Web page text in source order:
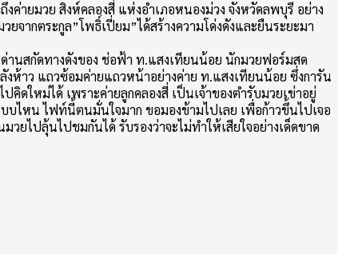
ายมวย สิงห์คลองสี่ แห่งอำเภอหนองม่วง จังหวัดลพบุรี อย่าง
ากตระกูล”โพธิ์เปี่ยม”ได้สร้างความโด่งดังและยืนระยะมา
านสกัดทางดังของ ช่อฟ้า ท.แสงเทียนน้อย นักมวยฟอร์มสด
ห้าว แถวซ้อมค่ายแถวหน้าอย่างค่าย ท.แสงเทียนน้อย ซึ่งการัน
ใหม่ได้ เพราะค่ายลูกคลองสี่ เป็นเจ้าของตำรับมวยเข่าอยู่
บไหน ไฟท์นี้ตนมั่นใจมาก ขอมองข้ามไปเลย เพื่อก้าวขึ้นไปเจอ
ไปลุ้นไปชมกันได้ รับรองว่าจะไม่ทำให้เสียใจอย่างเด็ดขาด